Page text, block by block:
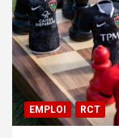
EMPLOI RCT